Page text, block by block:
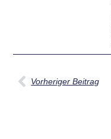
Vorheriger Beitrag